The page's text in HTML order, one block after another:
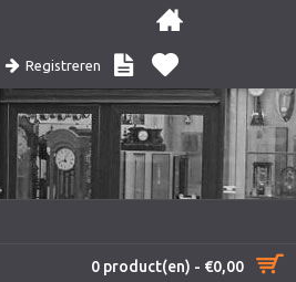
Registreren
0 product(en) - €0,00